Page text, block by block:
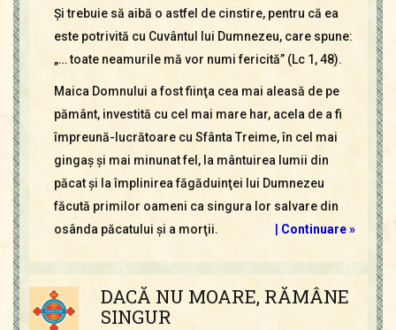
Şi trebuie să aibă o astfel de cinstire, pentru că ea
este potrivită cu Cuvântul lui Dumnezeu, care spune:
„… toate neamurile mă vor numi fericită” (Lc 1, 48).
Maica Domnului a fost fiinţa cea mai aleasă de pe
pământ, investită cu cel mai mare har, acela de a fi
împreună-lucrătoare cu Sfânta Treime, în cel mai
gingaş şi mai minunat fel, la mântuirea lumii din
păcat şi la împlinirea făgăduinţei lui Dumnezeu
făcută primilor oameni ca singura lor salvare din
osânda păcatului şi a morţii.
Continuare »
DACĂ NU MOARE, RĂMÂNE
SINGUR